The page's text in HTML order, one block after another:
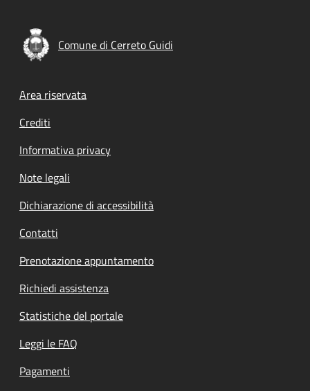
Comune di Cerreto Guidi
Footer menu
Area riservata
Crediti
Informativa privacy
Note legali
Dichiarazione di accessibilità
Contatti
Prenotazione appuntamento
Richiedi assistenza
Statistiche del portale
Leggi le FAQ
Pagamenti